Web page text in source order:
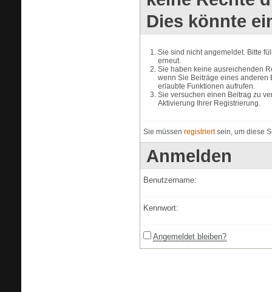
Dies könnte
Sie sind nicht angemeldet. Bitte
erneut.
Sie haben keine ausreichenden
wenn Sie Beiträge eines anderen
erlaubte Funktionen aufrufen.
Sie versuchen einen Beitrag zu
Aktivierung Ihrer Registrierung.
Sie müssen registriertsein, um diese
Anmelden
Benutzername:
Kennwort:
Angemeldet bleiben?